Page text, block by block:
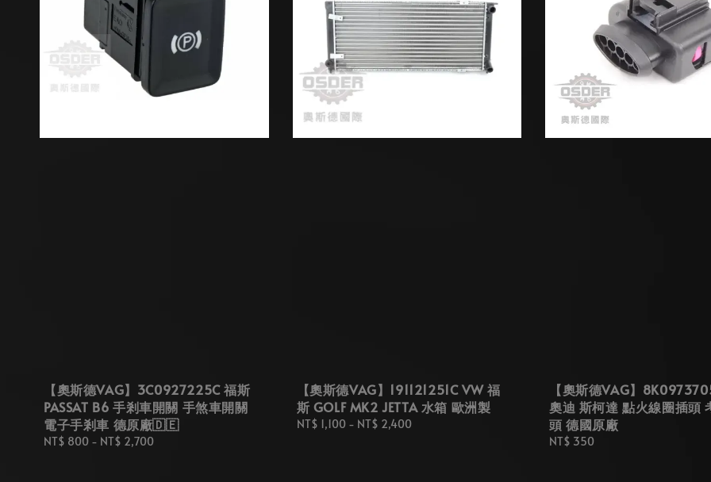
【奧斯德VAG】3C0927225C 福斯
PASSAT B6 手剎車開關 手煞車開關
電子手剎車 德原廠🇩🇪
Regular
NT$ 800 - NT$ 2,700
【奧斯德VAG】191121251C VW 福
斯 GOLF MK2 JETTA 水箱 歐洲製
Regular
NT$ 1,100- NT$ 2,400
【奧斯德VAG】
奧迪 斯柯達 點火線圈插頭
頭 德國原廠
Regular
NT$ 350